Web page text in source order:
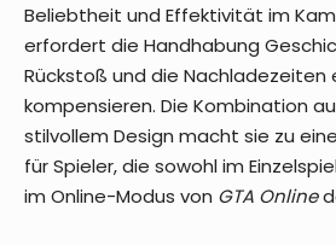
Beliebtheit und Effektivität im
erfordert die Handhabung
Rückstoß und die Nachladezeiten
kompensieren. Die Kombination
stilvollem Design macht sie zu
für Spieler, die sowohl im
im Online-Modus von GTA Online